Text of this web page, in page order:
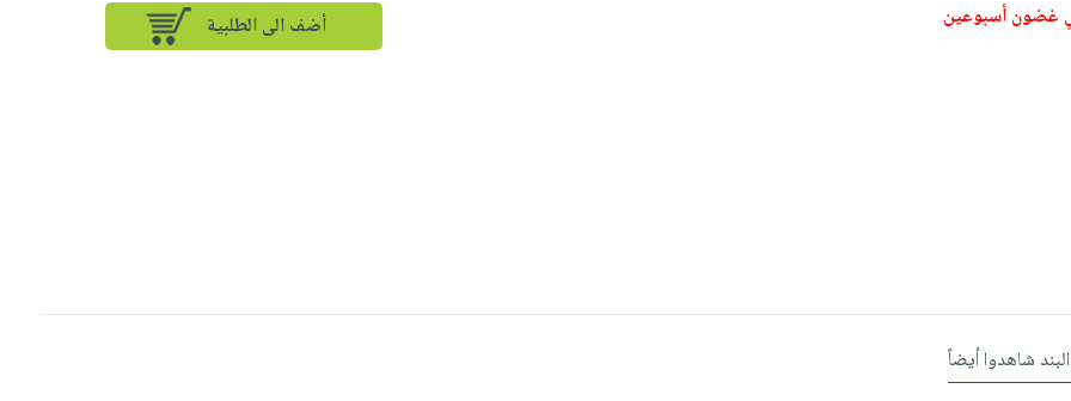
غضون أسبوعين أضف الى الطلبية
شاهدوا أيضاً